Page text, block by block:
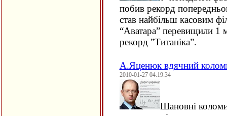
побив рекорд
став найбільш касовим
“Аватара” перевищили 1
рекорд ”Титаніка”.
А.Яценюк вдячний
2010-01-27 04:19:34
Шановні